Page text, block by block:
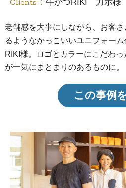
Clients： 牛かつRIKI 力示様
老舗感を大事にしながら、お客
るようなかっこいいユニフォー
RIKI様。ロゴとカラーにこだわ
が一気にまとまりのあるものに。
この事例